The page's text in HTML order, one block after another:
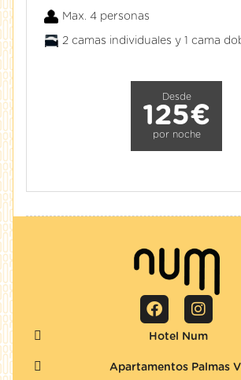
Max. 4 personas
2 camas individuales y 1 cama
Desde
125€
por noche
Hotel Num
Apartamentos Palmas